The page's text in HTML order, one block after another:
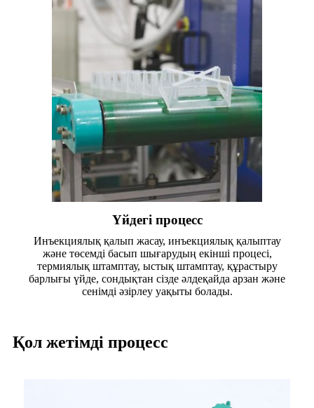
Үйдегі процесс
Инъекциялық қалып жасау, инъекциялық қалыптау
және төсемді басып шығарудың екінші процесі,
термиялық штамптау, ыстық штамптау, құрастыру
барлығы үйде, сондықтан сізде әлдеқайда арзан және
сенімді әзірлеу уақыты болады.
Қол жетімді процесс